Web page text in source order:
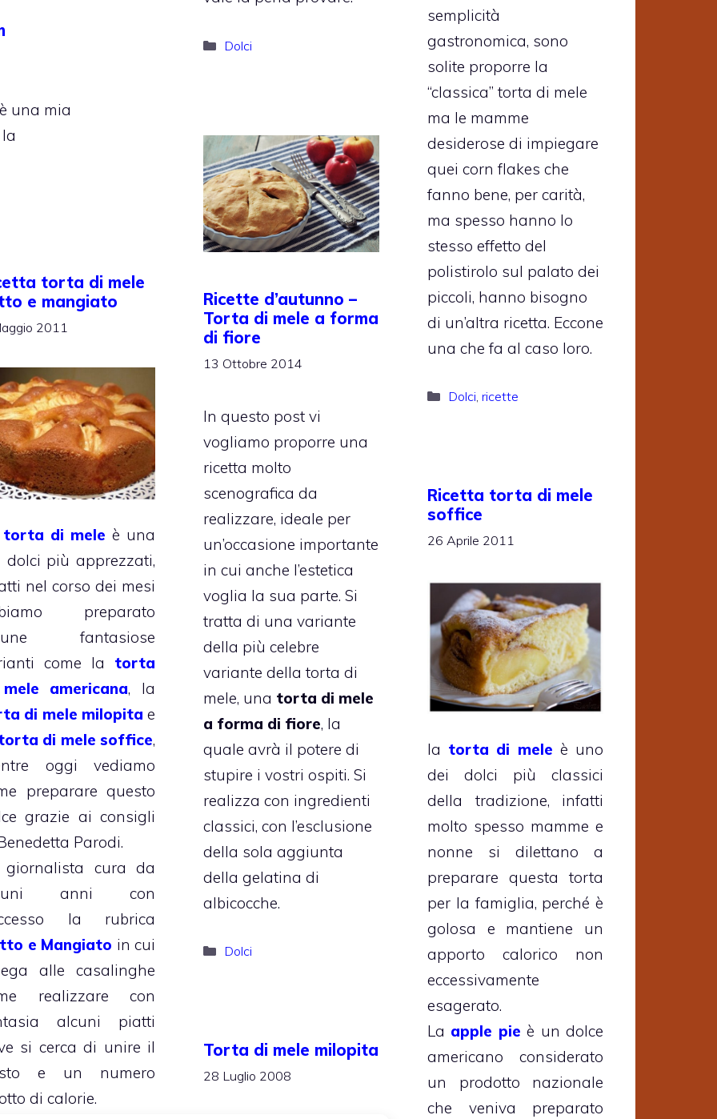
una mia
Categorie
Dolci
semplicità
gastronomica, sono
solite proporre la
“classica” torta di mele
ma le mamme
desiderose di impiegare
quei corn flakes che
fanno bene, per carità,
ma spesso hanno lo
stesso effetto del
polistirolo sul palato dei
piccoli, hanno bisogno
di un’altra ricetta. Eccone
una che fa al caso loro.
Categorie
Dolci, ricette
Ricette d’autunno –
Torta di mele a forma
di fiore
13 Ottobre 2014
In questo post vi
vogliamo proporre una
ricetta molto
scenografica da
realizzare, ideale per
un’occasione importante
in cui anche l’estetica
voglia la sua parte. Si
tratta di una variante
della più celebre
variante della torta di
mele, una torta di mele
a forma di fiore, la
quale avrà il potere di
stupire i vostri ospiti. Si
realizza con ingredienti
classici, con l’esclusione
della sola aggiunta
della gelatina di
albicocche.
Categorie
Dolci
torta di mele
e mangiato
2011
torta di mele è una
dolci più apprezzati,
nel corso dei mesi
preparato
fantasiose
come la torta
americana, la
di mele milopita e
di mele soffice,
oggi vediamo
preparare questo
grazie ai consigli
Parodi.
giornalista cura da
anni con
la rubrica
e Mangiato in cui
alle casalinghe
realizzare con
alcuni piatti
si cerca di unire il
e un numero
di calorie.
Ricetta torta di mele
soffice
26 Aprile 2011
la torta di mele è uno
dei dolci più classici
della tradizione, infatti
molto spesso mamme e
nonne si dilettano a
preparare questa torta
per la famiglia, perché è
golosa e mantiene un
apporto calorico non
eccessivamente
esagerato.
La apple pie è un dolce
americano considerato
un prodotto nazionale
che veniva preparato
Torta di mele milopita
28 Luglio 2008